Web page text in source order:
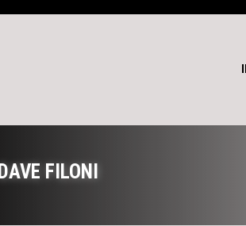
DAVE FILONI